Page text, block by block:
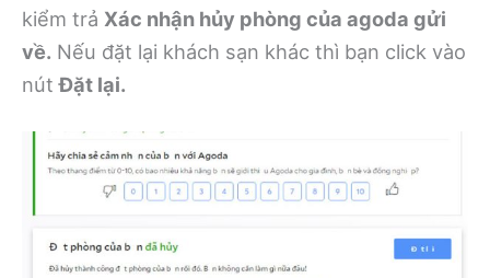
kiểm trả Xác nhận hủy phòng của agoda gửi
về. Nếu đặt lại khách sạn khác thì bạn click vào
nútĐặt lại.